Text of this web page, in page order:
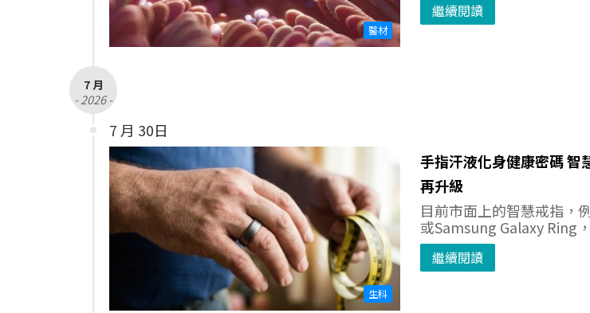
醫材
繼續閱讀
7 月
- 2026 -
7 月 30日
生科
手指汗液化身健康密碼 智
再升級
目前市面上的智慧戒指，
或Samsung Galaxy Ring
繼續閱讀